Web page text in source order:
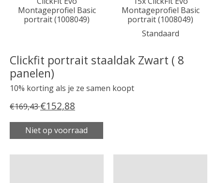
Montageprofiel Basic
portrait (1008049)
Montageprofiel Basic
portrait (1008049)
Standaard
Clickfit portrait staaldak Zwart ( 8
panelen)
10% korting als je ze samen koopt
€169,43€152,88
Niet op voorraad